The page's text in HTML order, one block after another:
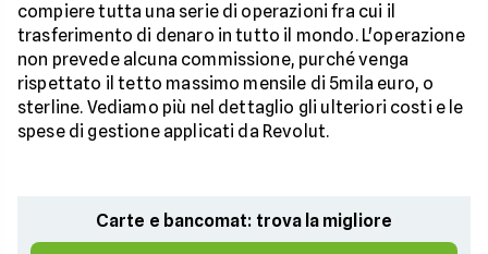
compiere tutta una serie di operazioni fra cui il
trasferimento di denaro in tutto il mondo. L'operazione
non prevede alcuna commissione, purché venga
rispettato il tetto massimo mensile di 5mila euro, o
sterline. Vediamo più nel dettaglio gli ulteriori costi e le
spese di gestione applicati da Revolut.
Carte e bancomat: trova la migliore